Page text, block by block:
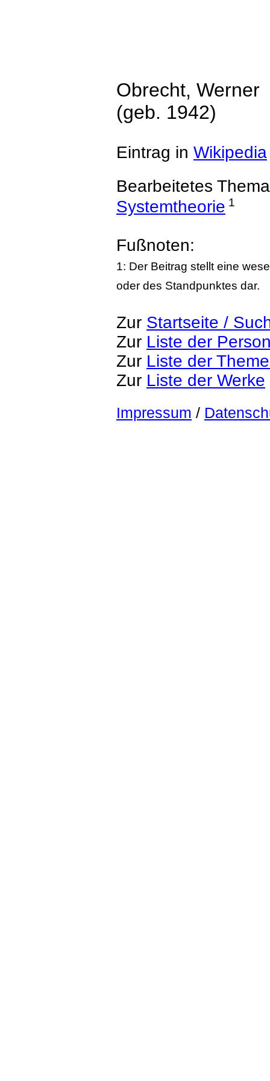
Obrecht, Werner
(geb. 1942)
Eintrag in Wikipedia
Bearbeitetes
Systemtheorie 1
Fußnoten:
1: Der Beitrag stellt eine
oder des Standpunktes dar.
Zur Startseite /
Zur Liste der
Zur Liste der
Zur Liste der Werke
Impressum /